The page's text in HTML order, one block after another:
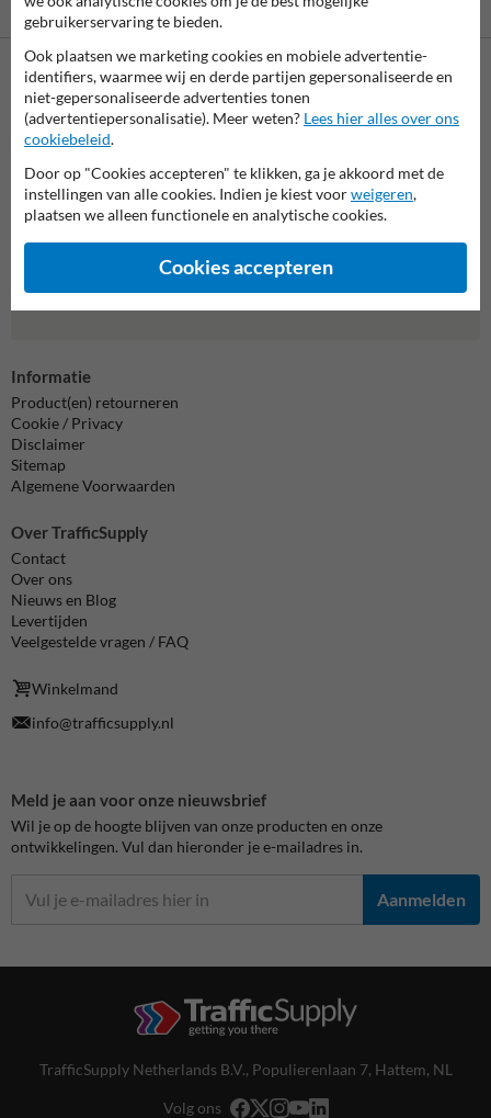
Neem contact met ons op
Wij zijn op werkdagen (van 8.00 tot 17.00) te bereiken op 038-
7920070.
Vragen? Stuur een e-mail naar info@trafficsupply.nl
of vul het
formulier in en we reageren zo spoedig mogelijk.
Alle contactgegevens
Informatie
Product(en) retourneren
Cookie / Privacy
Disclaimer
Sitemap
Algemene Voorwaarden
Over TrafficSupply
Contact
Over ons
Nieuws en Blog
Levertijden
Veelgestelde vragen / FAQ
Winkelmand
info@trafficsupply.nl
Meld je aan voor onze nieuwsbrief
Wil je op de hoogte blijven van onze producten en onze
ontwikkelingen. Vul dan hieronder je e-mailadres in.
Aanmelden
TrafficSupply Netherlands B.V., Populierenlaan 7, Hattem, NL
Volg ons
gebruikerservaring te bieden.
Ook plaatsen we marketing cookies en mobiele advertentie-
identifiers, waarmee wij en derde partijen gepersonaliseerde en
niet-gepersonaliseerde advertenties tonen
(advertentiepersonalisatie). Meer weten? Lees hier alles over ons
cookiebeleid.
Door op "Cookies accepteren" te klikken, ga je akkoord met de
instellingen van alle cookies. Indien je kiest voorweigeren,
plaatsen we alleen functionele en analytische cookies.
Cookies accepteren